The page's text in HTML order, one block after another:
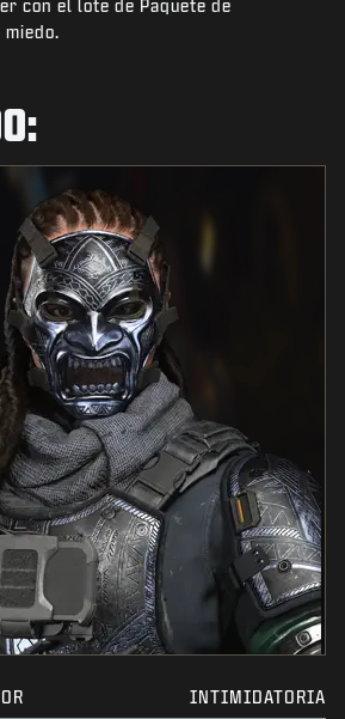
con el lote de Paquete de
miedo.
INTIMIDATORIA